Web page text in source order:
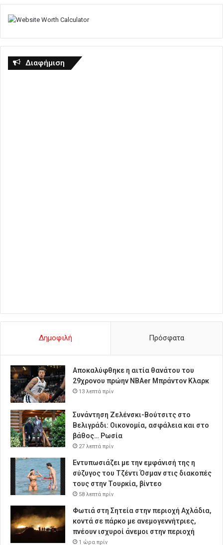
Διαφήμιση
Δημοφιλή Πρόσφατα
Αποκαλύφθηκε η αιτία θανάτου του
29χρονου πρώην NBAer Μπράντον Κλαρκ
13 λεπτά πρίν
Συνάντηση Ζελένσκι-Βούτσιτς στο
Βελιγράδι: Οικονομία, ασφάλεια και στο
βάθος… Ρωσία
27 λεπτά πρίν
Εντυπωσιάζει με την εμφάνισή της η
σύζυγος του Τζέντι Όσμαν στις διακοπές
τους στην Τουρκία, βίντεο
58 λεπτά πρίν
Φωτιά στη Σητεία στην περιοχή Αχλάδια,
κοντά σε πάρκο με ανεμογεννήτριες,
πνέουν ισχυροί άνεμοι στην περιοχή
1 ώρα πρίν